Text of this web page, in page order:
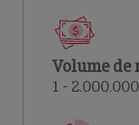
Volume de
1 -